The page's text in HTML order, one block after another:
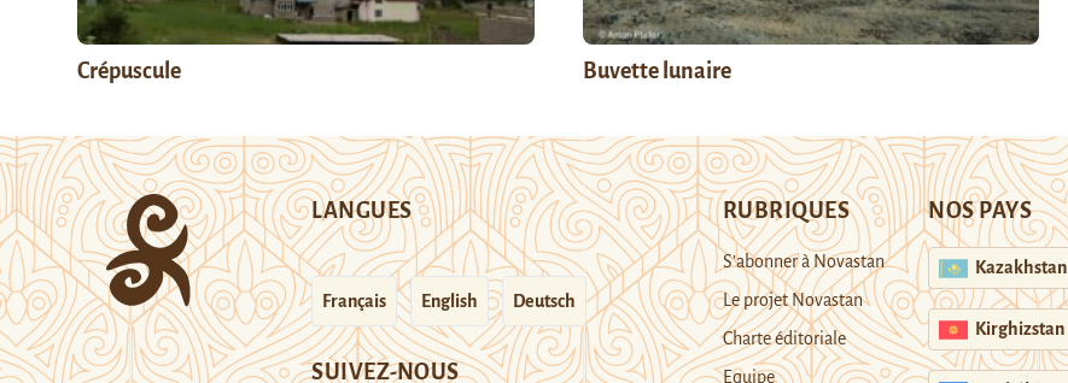
Crépuscule Buvette lunaire
LANGUES
Français English Deutsch
SUIVEZ-NOUS
RUBRIQUES
S’abonner à Novastan
Le projet Novastan
Charte éditoriale
Equipe
NOS PAYS
Kazakhstan
Kirghizstan